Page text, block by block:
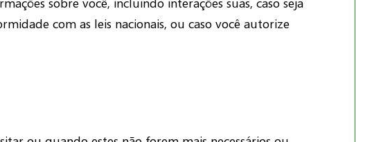
sobre você, incluindo interações suas, caso seja
com as leis nacionais, ou caso você autorize